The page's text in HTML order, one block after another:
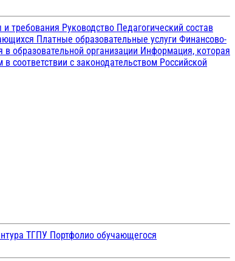
и требования Руководство Педагогический состав
Платные образовательные услуги Финансово-
в образовательной организации Информация, которая
соответствии с законодательством Российской
ТГПУ Портфолио обучающегося